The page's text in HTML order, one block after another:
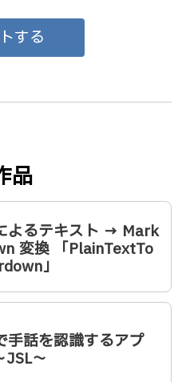
する
品
よるテキスト → Mark
変換 「PlainTextTo
」
手話を認識するアプ
JSL～